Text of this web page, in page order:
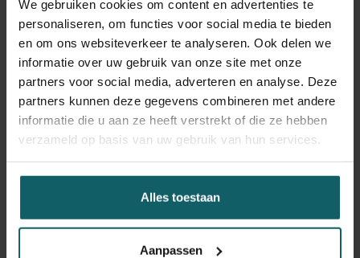
We gebruiken cookies om content en advertenties te
personaliseren, om functies voor social media te bieden
en om ons websiteverkeer te analyseren. Ook delen we
informatie over uw gebruik van onze site met onze
partners voor social media, adverteren en analyse. Deze
partners kunnen deze gegevens combineren met andere
informatie die u aan ze heeft verstrekt of die ze hebben
verzameld op basis van uw gebruik van hun services.
Alles toestaan
Aanpassen